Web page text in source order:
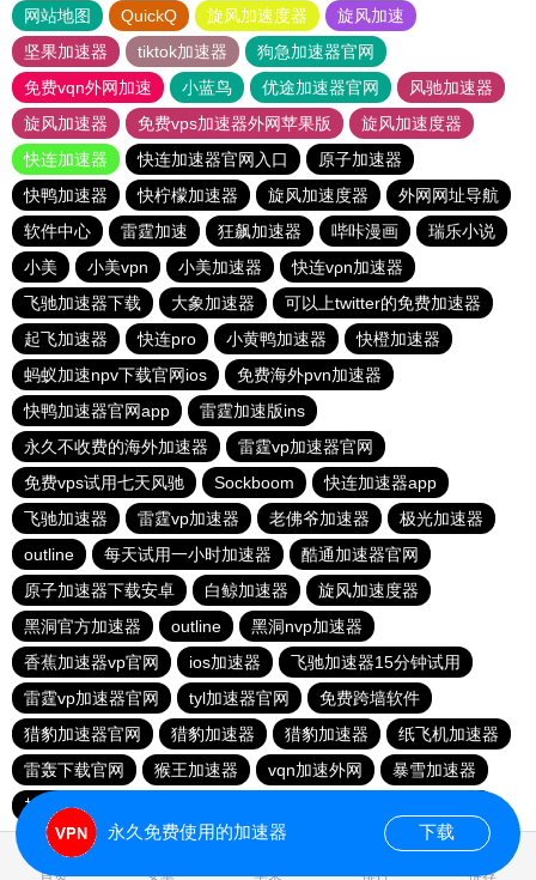
网站地图 QuickQ 旋风加速度器
旋风加速
坚果加速器
tiktok加速器
狗急加速器官网
免费vqn外网加速
小蓝鸟 优途加速器官网
风驰加速器
旋风加速器
免费vps加速器外网苹果版
旋风加速度器
快连加速器
快连加速器官网入口
原子加速器
快鸭加速器
快柠檬加速器 旋风加速度器
外网网址导航
软件中心
雷霆加速 狂飙加速器 哔咔漫画
瑞乐小说
小美
小美vpn 小美加速器
快连vρn加速器
飞驰加速器下载
大象加速器
可以上twitter的免费加速器
起飞加速器
快连pro 小黄鸭加速器
快橙加速器
蚂蚁加速npv下载官网ios
免费海外pvn加速器
快鸭加速器官网app
雷霆加速版ins
永久不收费的海外加速器
雷霆vp加速器官网
免费vps试用七天风驰
Sockboom
快连加速器app
飞驰加速器
雷霆vp加速器 老佛爷加速器
极光加速器
outline
每天试用一小时加速器
酷通加速器官网
原子加速器下载安卓
白鲸加速器
旋风加速度器
黑洞官方加速器
outline
黑洞nvp加速器
香蕉加速器vp官网
ios加速器
飞驰加速器15分钟试用
雷霆vp加速器官网
tyl加速器官网
免费跨墙软件
猎豹加速器官网
猎豹加速器 猎豹加速器
纸飞机加速器
雷轰下载官网
猴王加速器 vqn加速外网
暴雪加速器
加速器试用两小时
首页 安卓 苹果 排行 推荐
永久免费使用的加速器 下载
0.020311s